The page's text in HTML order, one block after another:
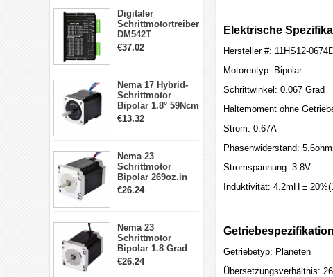
Digitaler
Schrittmotortreiber
DM542T
Schrittmotor
Schrittmotor
€37.02
Nema 17 Hybrid-
Schrittmotor
Bipolar 1.8° 59Ncm
2A 4 Drähte mit 1m
€13.32
Nema 23
Schrittmotor
Bipolar 269oz.in
2,8A 57x57x76mm
€26.24
Nema 23
Schrittmotor
Bipolar 1.8 Grad
1.9Nm 3A 3.36V 4
€26.24
Elektrische
Hersteller #: 11HS12-
Motorentyp: Bipolar
Schrittwinkel: 0.067 Grad
Haltemoment ohne
Strom: 0.67A
Phasenwiderstand:
Stromspannung: 3.8V
Induktivität: 4.2mH ±
Getriebespezifikation
Getriebetyp: Planeten
Übersetzungsverhältnis: